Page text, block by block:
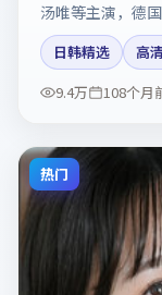
汤唯等主演，德
比例拿捏得当。
期以片方资料为
日韩精选
高
9.4万
108个月
热门